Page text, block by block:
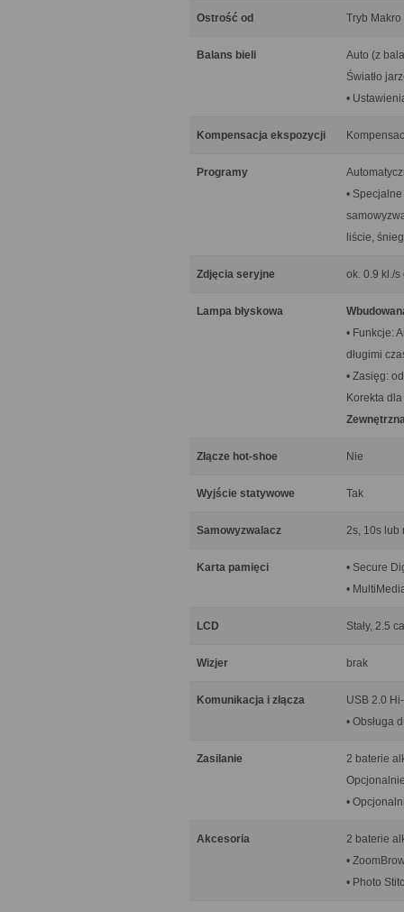
Ostrość od Tryb
Balans bieli
Auto (z
Światło
•
Kompensacja ekspozycji
Programy
•
liście,
Zdjęcia seryjne ok. 0.9 kl./s
Lampa błyskowa
• Funkcje:
długimi
• Zasięg:
Korekta
Złącze hot-shoe Nie
Wyjście statywowe Tak
Samowyzwalacz 2s, 10s lub
Karta pamięci
• Secure
•
LCD Stały, 2.5
Wizjer brak
Komunikacja i złącza
USB 2.0
• Obsługa
Zasilanie
2 baterie
•
Akcesoria
2 baterie
•
• Photo